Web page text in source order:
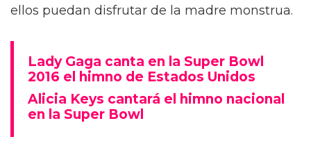
ellos puedan disfrutar de la madre monstrua.
Lady Gaga canta en la Super Bowl
2016 el himno de Estados Unidos
Alicia Keys cantará el himno nacional
en la Super Bowl